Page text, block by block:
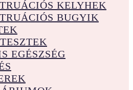
KELYHEK
BUGYIK
EGÉSZSÉG